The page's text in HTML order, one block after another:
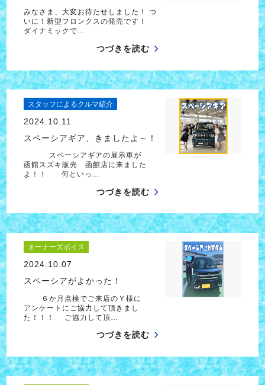
みなさま、大変お待たせしました！ つ
いに！新型フロンクスの発売です！
ダイナミックで…
つづきを読む
スタッフによるクルマ紹介
2024.10.11
スペーシアギア、きましたよ～！
スペーシアギアの展示車が
函館スズキ販売 函館店に来ました
よ！！ 何といっ…
つづきを読む
オーナーズボイス
2024.10.07
スペーシアがよかった！
６か月点検でご来店のＹ様に
アンケートにご協力して頂きまし
た！！！ ご協力して頂…
つづきを読む